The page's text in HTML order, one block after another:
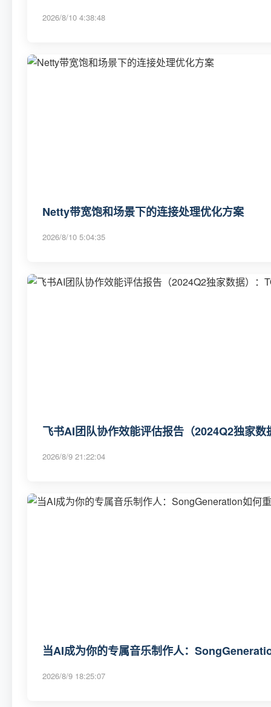
2026/8/10 4:38:48
Netty带宽饱和场景下的连接处理优化方案
2026/8/10 5:04:35
飞书AI团队协作效能评估报告（2024Q2独家
2026/8/9 21:22:04
当AI成为你的专属音乐制作人：
2026/8/9 18:25:07